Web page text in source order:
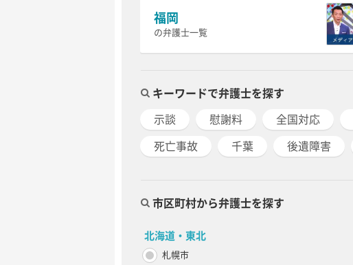
福岡
の弁護士一覧
キーワードで弁護士を探す
示談 慰謝料 全国対応
死亡事故 千葉 後遺障害
市区町村から弁護士を探す
北海道・東北
札幌市